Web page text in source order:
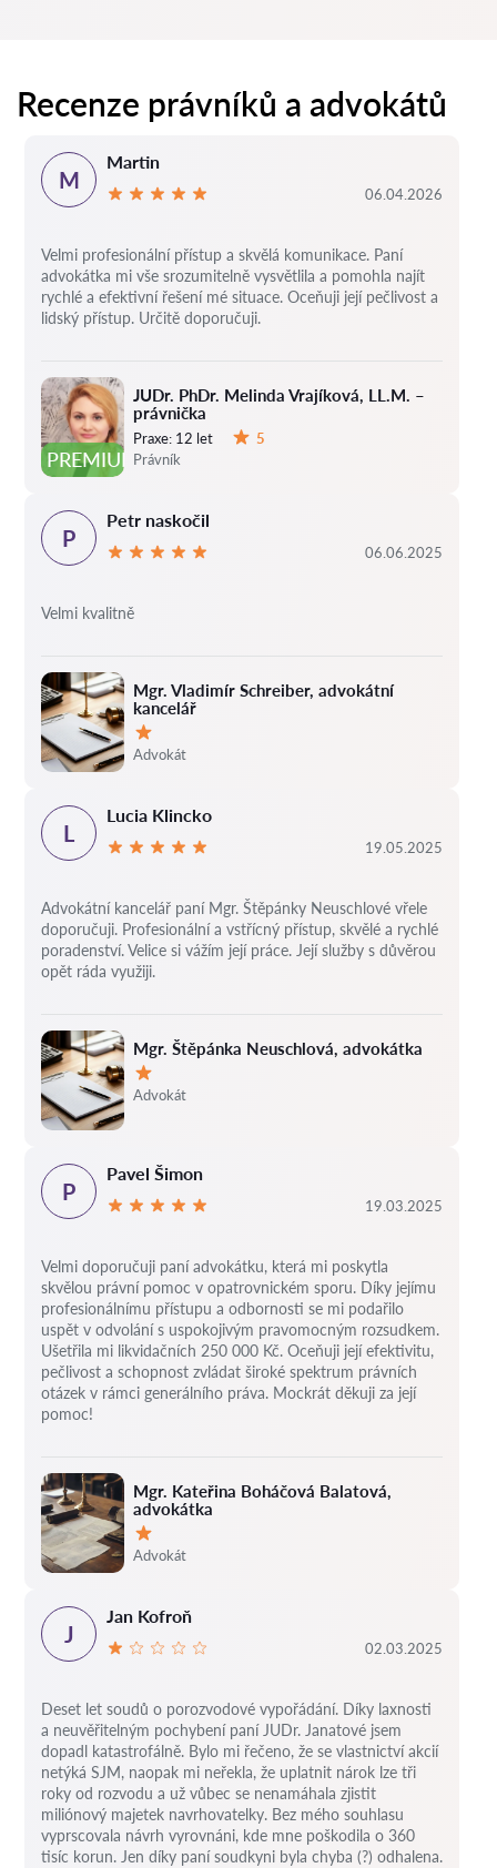
Recenze právníků a advokátů
PREMIUM
JUDr. PhDr. Melinda Vrajíková, LL.M. –
právnička
Praxe: 12 let
5
Právník
M
Martin
06.04.2026
Velmi profesionální přístup a skvělá komunikace. Paní
advokátka mi vše srozumitelně vysvětlila a pomohla najít
rychlé a efektivní řešení mé situace. Oceňuji její pečlivost a
lidský přístup. Určitě doporučuji.
Mgr. Vladimír Schreiber, advokátní
kancelář
Hodnocení:
Advokát
P
Petr naskočil
06.06.2025
Velmi kvalitně
Mgr. Štěpánka Neuschlová, advokátka
Hodnocení:
Advokát
L
Lucia Klincko
19.05.2025
Advokátní kancelář paní Mgr. Štěpánky Neuschlové vřele
doporučuji. Profesionální a vstřícný přístup, skvělé a rychlé
poradenství. Velice si vážím její práce. Její služby s důvěrou
opět ráda využiji.
Mgr. Kateřina Boháčová Balatová,
advokátka
Hodnocení:
Advokát
P
Pavel Šimon
19.03.2025
Velmi doporučuji paní advokátku, která mi poskytla
skvělou právní pomoc v opatrovnickém sporu. Díky jejímu
profesionálnímu přístupu a odbornosti se mi podařilo
uspět v odvolání s uspokojivým pravomocným rozsudkem.
Ušetřila mi likvidačních 250 000 Kč. Oceňuji její efektivitu,
pečlivost a schopnost zvládat široké spektrum právních
otázek v rámci generálního práva. Mockrát děkuji za její
pomoc!
J
Jan Kofroň
02.03.2025
Deset let soudů o porozvodové vypořádání. Díky laxnosti
a neuvěřitelným pochybení paní JUDr. Janatové jsem
dopadl katastrofálně. Bylo mi řečeno, že se vlastnictví akcií
netýká SJM, naopak mi neřekla, že uplatnit nárok lze tři
roky od rozvodu a už vůbec se nenamáhala zjistit
miliónový majetek navrhovatelky. Bez mého souhlasu
vyprscovala návrh vyrovnáni, kde mne poškodila o 360
tisíc korun. Jen díky paní soudkyni byla chyba (?) odhalena.